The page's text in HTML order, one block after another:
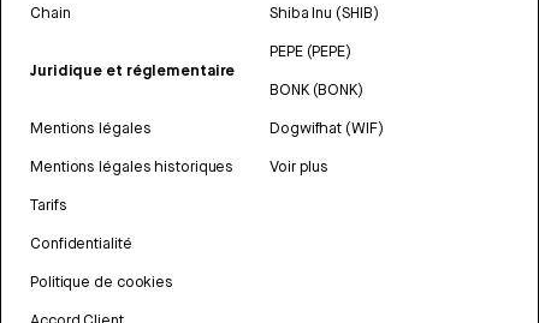
Chain
Juridique et réglementaire
Mentions légales
Mentions légales historiques
Tarifs
Confidentialité
Politique de cookies
Shiba Inu (SHIB)
PEPE (PEPE)
BONK (BONK)
Dogwifhat (WIF)
Voir plus